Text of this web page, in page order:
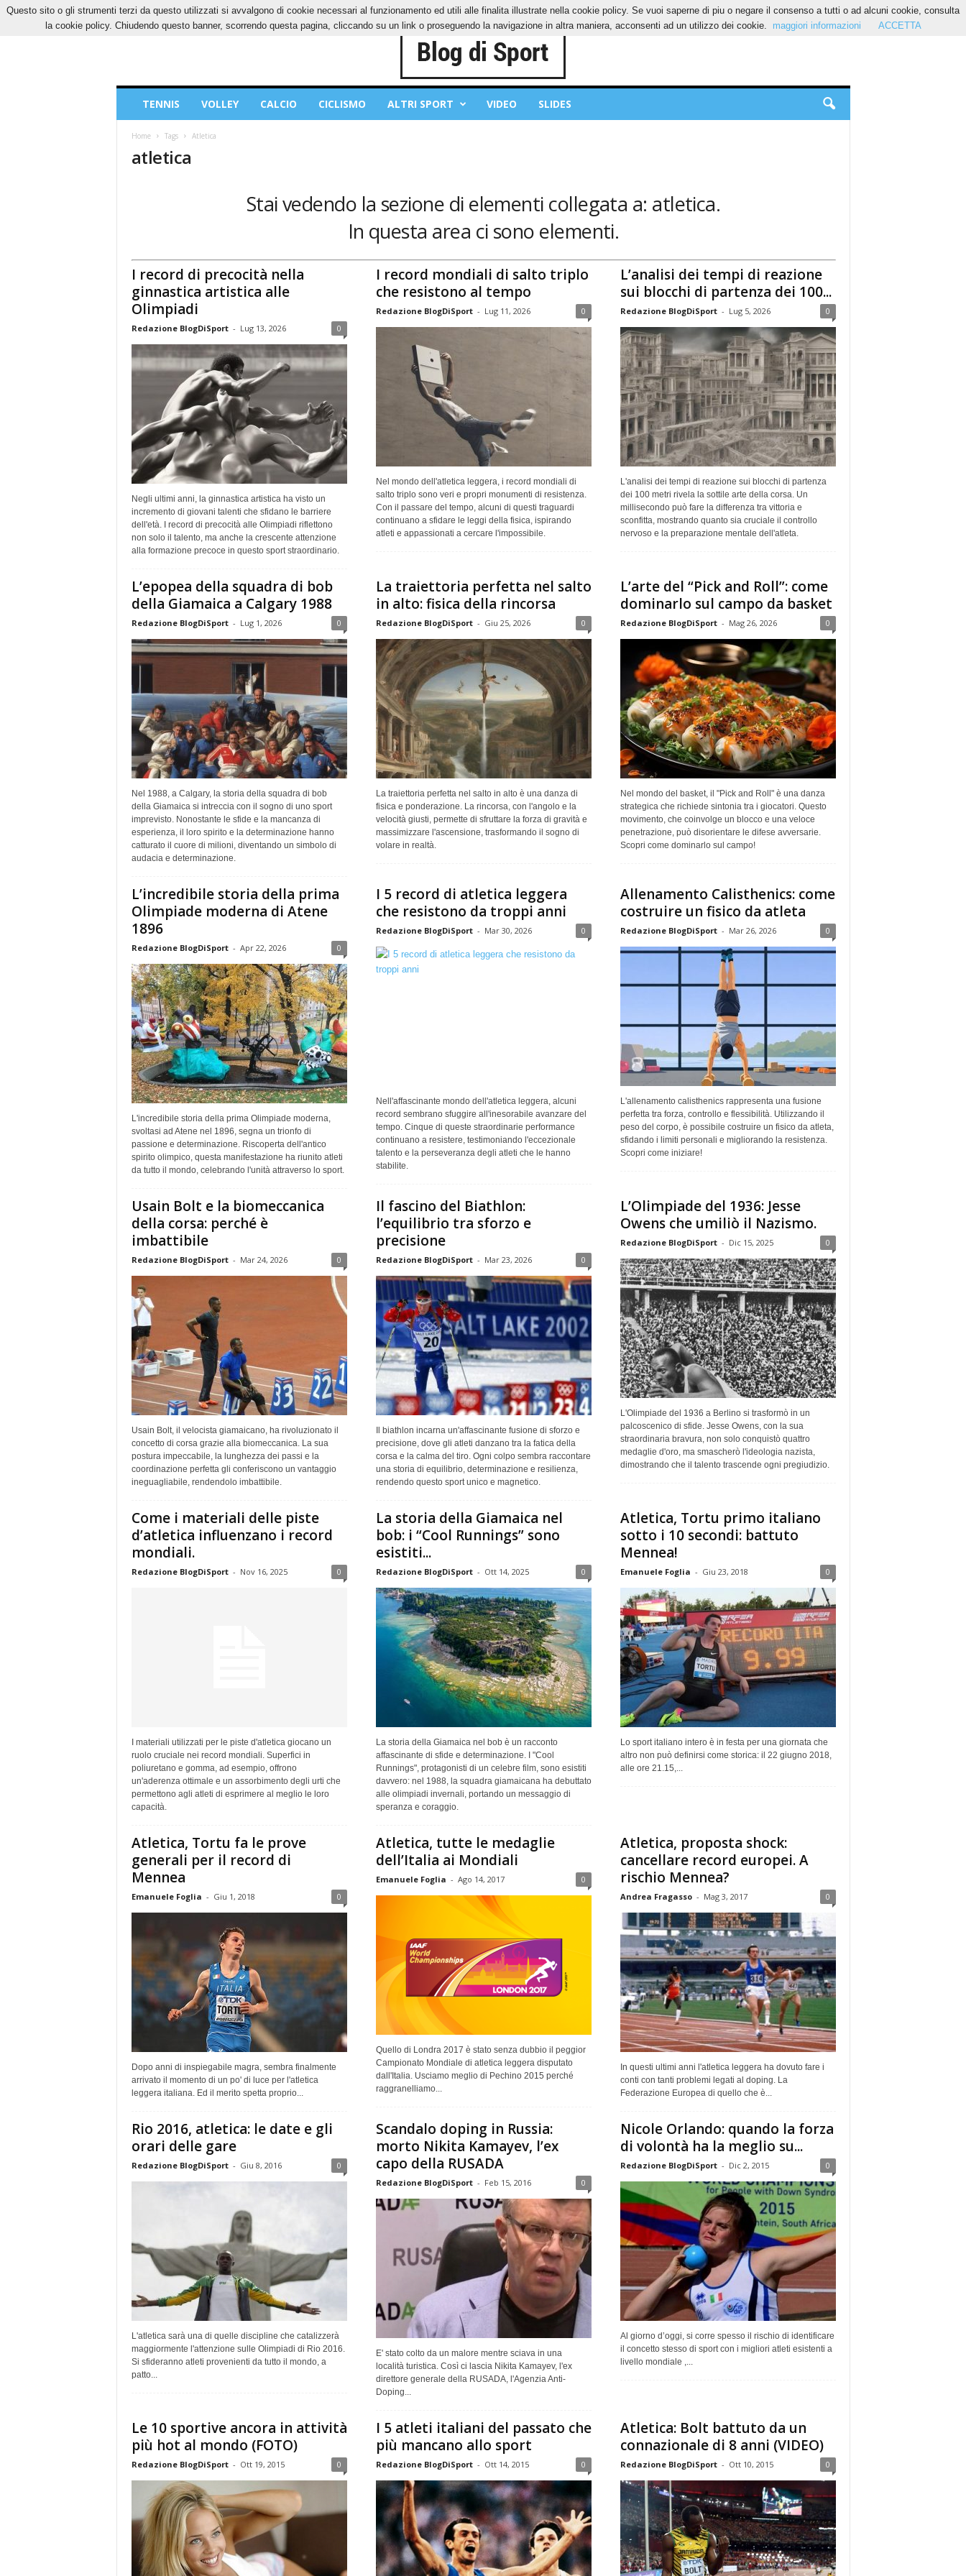
SABATO, 8 AGOSTO 2026 CONTATTI COOKIES PRIVACY POLICY
Sport
TENNIS VOLLEY CALCIO CICLISMO ALTRI SPORT VIDEO SLIDES
Home Tags Atletica
atletica
Stai vedendo la sezione di elementi collegata a: atletica.
In questa area ci sono elementi.
I record di precocità nella
ginnastica artistica alle
Olimpiadi
Redazione BlogDiSport - Lug 13, 2026 0
Negli ultimi anni, la ginnastica artistica ha visto un
incremento di giovani talenti che sfidano le barriere
dell'età. I record di precocità alle Olimpiadi riflettono
non solo il talento, ma anche la crescente attenzione
alla formazione precoce in questo sport straordinario.
I record mondiali di salto triplo
che resistono al tempo
Redazione BlogDiSport - Lug 11, 2026 0
Nel mondo dell'atletica leggera, i record mondiali di
salto triplo sono veri e propri monumenti di resistenza.
Con il passare del tempo, alcuni di questi traguardi
continuano a sfidare le leggi della fisica, ispirando
atleti e appassionati a cercare l'impossibile.
L’analisi dei tempi di reazione
sui blocchi di partenza dei 100...
Redazione BlogDiSport - Lug 5, 2026 0
L'analisi dei tempi di reazione sui blocchi di partenza
dei 100 metri rivela la sottile arte della corsa. Un
millisecondo può fare la differenza tra vittoria e
sconfitta, mostrando quanto sia cruciale il controllo
nervoso e la preparazione mentale dell'atleta.
L’epopea della squadra di bob
della Giamaica a Calgary 1988
Redazione BlogDiSport - Lug 1, 2026 0
Nel 1988, a Calgary, la storia della squadra di bob
della Giamaica si intreccia con il sogno di uno sport
imprevisto. Nonostante le sfide e la mancanza di
esperienza, il loro spirito e la determinazione hanno
catturato il cuore di milioni, diventando un simbolo di
audacia e determinazione.
La traiettoria perfetta nel salto
in alto: fisica della rincorsa
Redazione BlogDiSport - Giu 25, 2026 0
La traiettoria perfetta nel salto in alto è una danza di
fisica e ponderazione. La rincorsa, con l'angolo e la
velocità giusti, permette di sfruttare la forza di gravità e
massimizzare l'ascensione, trasformando il sogno di
volare in realtà.
L’arte del “Pick and Roll”: come
dominarlo sul campo da basket
Redazione BlogDiSport - Mag 26, 2026 0
Nel mondo del basket, il "Pick and Roll" è una danza
strategica che richiede sintonia tra i giocatori. Questo
movimento, che coinvolge un blocco e una veloce
penetrazione, può disorientare le difese avversarie.
Scopri come dominarlo sul campo!
L’incredibile storia della prima
Olimpiade moderna di Atene
1896
Redazione BlogDiSport - Apr 22, 2026 0
L'incredibile storia della prima Olimpiade moderna,
svoltasi ad Atene nel 1896, segna un trionfo di
passione e determinazione. Riscoperta dell'antico
spirito olimpico, questa manifestazione ha riunito atleti
da tutto il mondo, celebrando l'unità attraverso lo sport.
I 5 record di atletica leggera
che resistono da troppi anni
Redazione BlogDiSport - Mar 30, 2026 0
Nell'affascinante mondo dell'atletica leggera, alcuni
record sembrano sfuggire all'inesorabile avanzare del
tempo. Cinque di queste straordinarie performance
continuano a resistere, testimoniando l'eccezionale
talento e la perseveranza degli atleti che le hanno
stabilite.
Allenamento Calisthenics: come
costruire un fisico da atleta
Redazione BlogDiSport - Mar 26, 2026 0
L'allenamento calisthenics rappresenta una fusione
perfetta tra forza, controllo e flessibilità. Utilizzando il
peso del corpo, è possibile costruire un fisico da atleta,
sfidando i limiti personali e migliorando la resistenza.
Scopri come iniziare!
Usain Bolt e la biomeccanica
della corsa: perché è
imbattibile
Redazione BlogDiSport - Mar 24, 2026 0
Usain Bolt, il velocista giamaicano, ha rivoluzionato il
concetto di corsa grazie alla biomeccanica. La sua
postura impeccabile, la lunghezza dei passi e la
coordinazione perfetta gli conferiscono un vantaggio
ineguagliabile, rendendolo imbattibile.
Il fascino del Biathlon:
l’equilibrio tra sforzo e
precisione
Redazione BlogDiSport - Mar 23, 2026 0
Il biathlon incarna un'affascinante fusione di sforzo e
precisione, dove gli atleti danzano tra la fatica della
corsa e la calma del tiro. Ogni colpo sembra raccontare
una storia di equilibrio, determinazione e resilienza,
rendendo questo sport unico e magnetico.
L’Olimpiade del 1936: Jesse
Owens che umiliò il Nazismo.
Redazione BlogDiSport - Dic 15, 2025 0
L'Olimpiade del 1936 a Berlino si trasformò in un
palcoscenico di sfide. Jesse Owens, con la sua
straordinaria bravura, non solo conquistò quattro
medaglie d'oro, ma smascherò l'ideologia nazista,
dimostrando che il talento trascende ogni pregiudizio.
Come i materiali delle piste
d’atletica influenzano i record
mondiali.
Redazione BlogDiSport - Nov 16, 2025 0
I materiali utilizzati per le piste d'atletica giocano un
ruolo cruciale nei record mondiali. Superfici in
poliuretano e gomma, ad esempio, offrono
un'aderenza ottimale e un assorbimento degli urti che
permettono agli atleti di esprimere al meglio le loro
capacità.
La storia della Giamaica nel
bob: i “Cool Runnings” sono
esistiti...
Redazione BlogDiSport - Ott 14, 2025 0
La storia della Giamaica nel bob è un racconto
affascinante di sfide e determinazione. I "Cool
Runnings", protagonisti di un celebre film, sono esistiti
davvero: nel 1988, la squadra giamaicana ha debuttato
alle olimpiadi invernali, portando un messaggio di
speranza e coraggio.
Atletica, Tortu primo italiano
sotto i 10 secondi: battuto
Mennea!
Emanuele Foglia - Giu 23, 2018 0
Lo sport italiano intero è in festa per una giornata che
altro non può definirsi come storica: il 22 giugno 2018,
alle ore 21.15,...
Atletica, Tortu fa le prove
generali per il record di
Mennea
Emanuele Foglia - Giu 1, 2018 0
Dopo anni di inspiegabile magra, sembra finalmente
arrivato il momento di un po' di luce per l'atletica
leggera italiana. Ed il merito spetta proprio...
Atletica, tutte le medaglie
dell’Italia ai Mondiali
Emanuele Foglia - Ago 14, 2017 0
Quello di Londra 2017 è stato senza dubbio il peggior
Campionato Mondiale di atletica leggera disputato
dall'Italia. Usciamo meglio di Pechino 2015 perché
raggranelliamo...
Atletica, proposta shock:
cancellare record europei. A
rischio Mennea?
Andrea Fragasso - Mag 3, 2017 0
In questi ultimi anni l'atletica leggera ha dovuto fare i
conti con tanti problemi legati al doping. La
Federazione Europea di quello che è...
Rio 2016, atletica: le date e gli
orari delle gare
Redazione BlogDiSport - Giu 8, 2016 0
L'atletica sarà una di quelle discipline che catalizzerà
maggiormente l'attenzione sulle Olimpiadi di Rio 2016.
Si sfideranno atleti provenienti da tutto il mondo, a
patto...
Scandalo doping in Russia:
morto Nikita Kamayev, l’ex
capo della RUSADA
Redazione BlogDiSport - Feb 15, 2016 0
E' stato colto da un malore mentre sciava in una
località turistica. Così ci lascia Nikita Kamayev, l'ex
direttore generale della RUSADA, l'Agenzia Anti-
Doping...
Nicole Orlando: quando la forza
di volontà ha la meglio su...
Redazione BlogDiSport - Dic 2, 2015 0
Al giorno d’oggi, si corre spesso il rischio di identificare
il concetto stesso di sport con i migliori atleti esistenti a
livello mondiale ,...
Le 10 sportive ancora in attività
più hot al mondo (FOTO)
Redazione BlogDiSport - Ott 19, 2015 0
I 5 atleti italiani del passato che
più mancano allo sport
Redazione BlogDiSport - Ott 14, 2015 0
Atletica: Bolt battuto da un
connazionale di 8 anni (VIDEO)
Redazione BlogDiSport - Ott 10, 2015 0
Questo sito o gli strumenti terzi da questo utilizzati si avvalgono di cookie necessari al funzionamento ed utili alle finalita illustrate nella cookie policy. Se vuoi saperne di piu o negare il consenso a tutti o ad alcuni cookie, consulta
la cookie policy. Chiudendo questo banner, scorrendo questa pagina, cliccando su un link o proseguendo la navigazione in altra maniera, acconsenti ad un utilizzo dei cookie.
maggiori informazioni ACCETTA